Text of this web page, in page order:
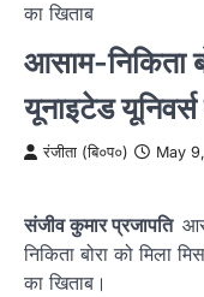
का खिताब
आसाम-निकिता
यूनाइटेड
रंजीता (बि०प०) May
संजीव कुमार प्रजापति
निकिता बोरा को मिला
का खिताब।